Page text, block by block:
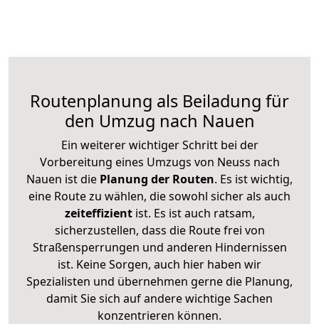
Routenplanung als Beiladung für
den Umzug nach Nauen
Ein weiterer wichtiger Schritt bei der
Vorbereitung eines Umzugs von Neuss nach
Nauen ist die Planung der Routen. Es ist wichtig,
eine Route zu wählen, die sowohl sicher als auch
zeiteffizientist. Es ist auch ratsam,
sicherzustellen, dass die Route frei von
Straßensperrungen und anderen Hindernissen
ist. Keine Sorgen, auch hier haben wir
Spezialisten und übernehmen gerne die Planung,
damit Sie sich auf andere wichtige Sachen
konzentrieren können.